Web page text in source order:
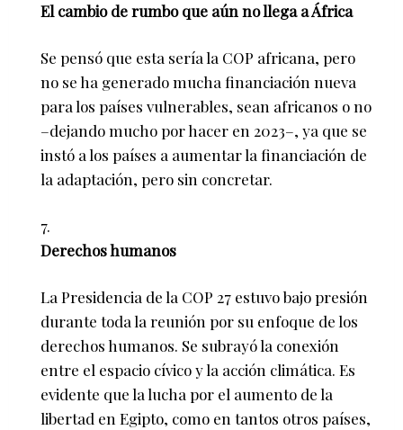
El cambio de rumbo que aún no llega a África
Se pensó que esta sería la COP africana, pero
no se ha generado mucha financiación nueva
para los países vulnerables, sean africanos o no
–dejando mucho por hacer en 2023–, ya que se
instó a los países a aumentar la financiación de
la adaptación, pero sin concretar.
Derechos humanos
La Presidencia de la COP 27 estuvo bajo presión
durante toda la reunión por su enfoque de los
derechos humanos. Se subrayó la conexión
entre el espacio cívico y la acción climática. Es
evidente que la lucha por el aumento de la
libertad en Egipto, como en tantos otros países,